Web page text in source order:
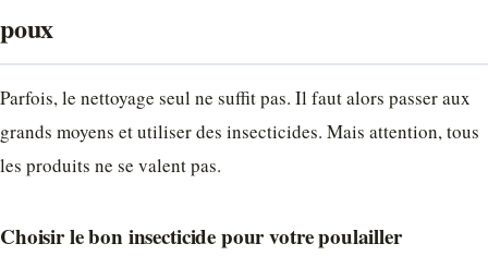
poux
Parfois, le nettoyage seul ne suffit pas. Il faut alors passer aux
grands moyens et utiliser des insecticides. Mais attention, tous
les produits ne se valent pas.
Choisir le bon insecticide pour votre poulailler